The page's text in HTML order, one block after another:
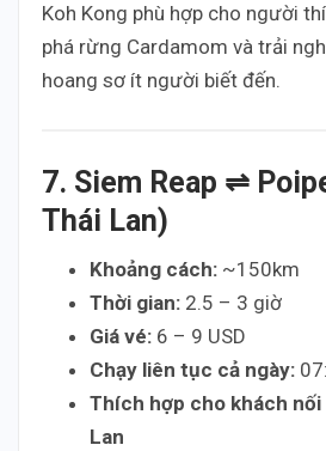
Koh Kong phù hợp cho người
phá rừng Cardamom và trải
hoang sơ ít người biết đến.
7. Siem Reap ⇌
Thái Lan)
Khoảng cách: ~150km
Thời gian: 2.5 – 3 giờ
Giá vé: 6 – 9 USD
Chạy liên tục cả ngày:
Thích hợp cho khách
Lan